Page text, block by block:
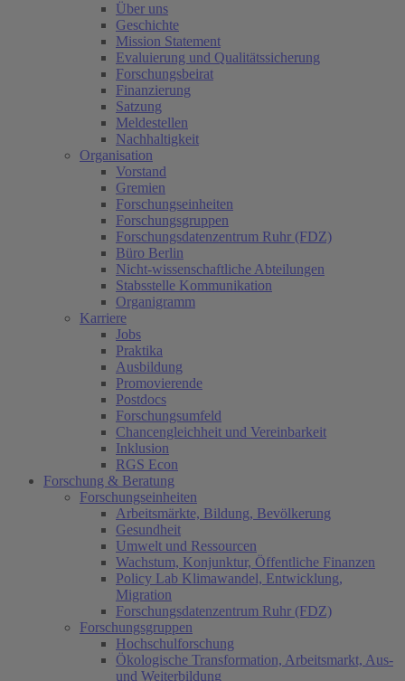
Über uns
Geschichte
Mission Statement
Evaluierung und Qualitätssicherung
Forschungsbeirat
Finanzierung
Satzung
Meldestellen
Nachhaltigkeit
Organisation
Vorstand
Gremien
Forschungseinheiten
Forschungsgruppen
Forschungsdatenzentrum Ruhr (FDZ)
Büro Berlin
Nicht-wissenschaftliche Abteilungen
Stabsstelle Kommunikation
Organigramm
Karriere
Jobs
Praktika
Ausbildung
Promovierende
Postdocs
Forschungsumfeld
Chancengleichheit und Vereinbarkeit
Inklusion
RGS Econ
Forschung & Beratung
Forschungseinheiten
Arbeitsmärkte, Bildung, Bevölkerung
Gesundheit
Umwelt und Ressourcen
Wachstum, Konjunktur, Öffentliche Finanzen
Policy Lab Klimawandel, Entwicklung,
Migration
Forschungsdatenzentrum Ruhr (FDZ)
Forschungsgruppen
Hochschulforschung
Ökologische Transformation, Arbeitsmarkt, Aus-
und Weiterbildung